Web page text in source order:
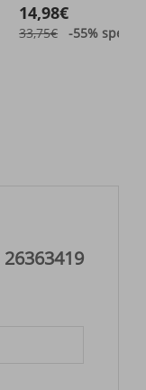
foderato in pile per
inverno
14,98€
33,75€ -55% spento
26363419